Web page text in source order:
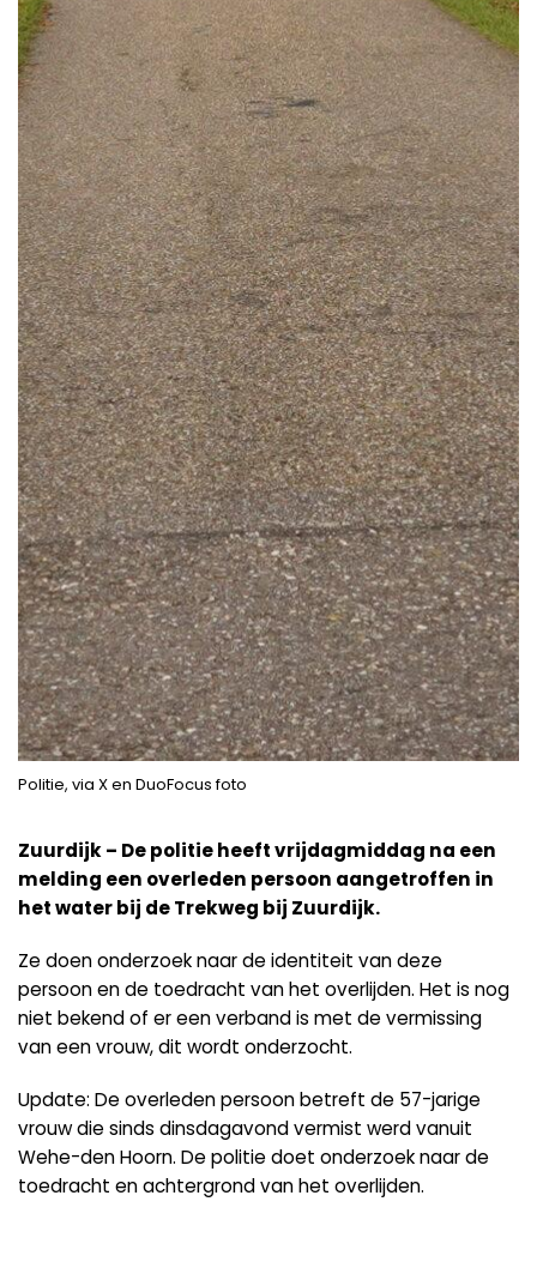
Politie, via X en DuoFocus foto
Zuurdijk – De politie heeft vrijdagmiddag na een
melding een overleden persoon aangetroffen in
het water bij de Trekweg bij Zuurdijk.
Ze doen onderzoek naar de identiteit van deze
persoon en de toedracht van het overlijden. Het is nog
niet bekend of er een verband is met de vermissing
van een vrouw, dit wordt onderzocht.
Update: De overleden persoon betreft de 57-jarige
vrouw die sinds dinsdagavond vermist werd vanuit
Wehe-den Hoorn. De politie doet onderzoek naar de
toedracht en achtergrond van het overlijden.